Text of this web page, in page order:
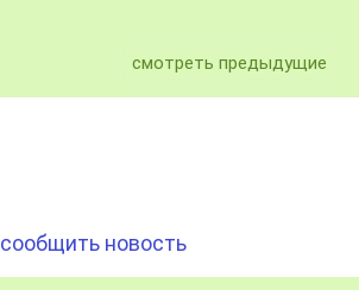
смотреть предыдущие
сообщить новость